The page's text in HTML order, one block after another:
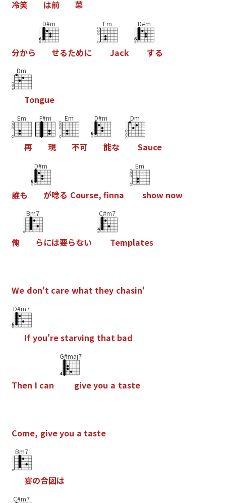
冷笑 は前 菜
分から
D#m
せるために
Em
Jack
D#m
する
Dm
Tongue
Em
再
F#m
現
Em
不可
D#m
能な
Dm
Sauce
誰も
D#m
が唸る Course, fnna
Em
show now
俺
Bm7
らには要らない
C#m7
Templates
We don't care what they chasin'
D#m7
If you'restarving that bad
Then I can
G#maj7
giveyou a taste
Come, giveyou a taste
Bm7
宴の合図は
C#m7